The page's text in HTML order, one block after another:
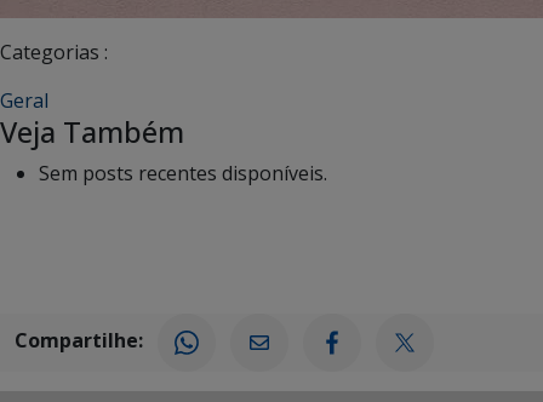
Categorias :
Geral
Veja Também
Sem posts recentes disponíveis.
Compartilhe: